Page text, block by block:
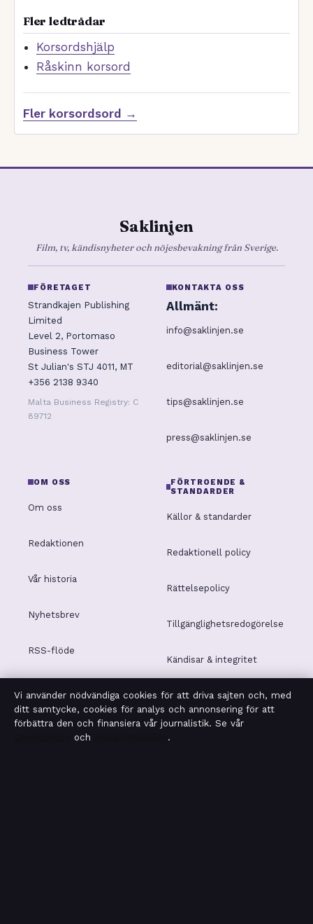
Fler ledtrådar
Korsordshjälp
Råskinn korsord
Fler korsordsord →
Saklinjen
Film, tv, kändisnyheter och nöjesbevakning från Sverige.
FÖRETAGET
Strandkajen Publishing
Limited
Level 2, Portomaso
Business Tower
St Julian's STJ 4011, MT
+356 2138 9340
Malta Business Registry: C
89712
KONTAKTA OSS
Allmänt:
info@saklinjen.se
editorial@saklinjen.se
tips@saklinjen.se
press@saklinjen.se
OM OSS
Om oss
Redaktionen
Vår historia
Nyhetsbrev
RSS-flöde
FÖRTROENDE &
STANDARDER
Källor & standarder
Redaktionell policy
Rättelsepolicy
Tillgänglighetsredogörelse
Kändisar & integritet
Integritetspolicy
Vi använder nödvändiga cookies för att driva sajten och, med
ditt samtycke, cookies för analys och annonsering för att
förbättra den och finansiera vår journalistik. Se vår
och .